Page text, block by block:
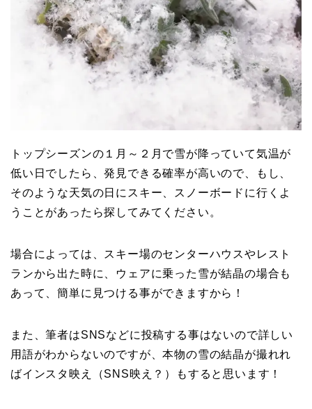
トップシーズンの１月～２月で雪が降っていて気温が
低い日でしたら、発見できる確率が高いので、もし、
そのような天気の日にスキー、スノーボードに行くよ
うことがあったら探してみてください。
場合によっては、スキー場のセンターハウスやレスト
ランから出た時に、ウェアに乗った雪が結晶の場合も
あって、簡単に見つける事ができますから！
また、筆者はSNSなどに投稿する事はないので詳しい
用語がわからないのですが、本物の雪の結晶が撮れれ
ばインスタ映え（SNS映え？）もすると思います！